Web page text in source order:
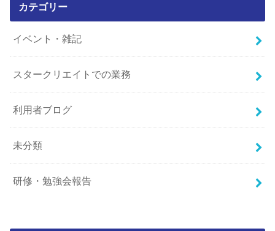
カテゴリー
イベント・雑記
スタークリエイトでの業務
利用者ブログ
未分類
研修・勉強会報告